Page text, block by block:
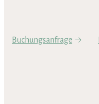
Buchungsanfrage